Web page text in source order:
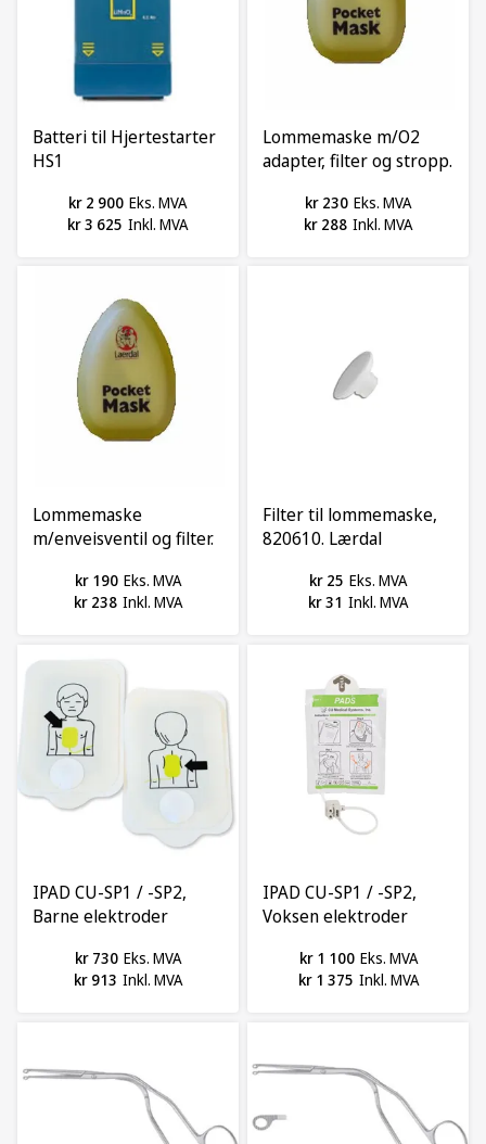
Batteri til Hjertestarter
HS1
kr 2 900 Eks. MVA
kr 3 625 Inkl. MVA
Lommemaske m/O2
adapter, filter og stropp.
kr 230 Eks. MVA
kr 288 Inkl. MVA
Lommemaske
m/enveisventil og filter.
kr 190 Eks. MVA
kr 238 Inkl. MVA
Filter til lommemaske,
820610. Lærdal
kr 25 Eks. MVA
kr 31 Inkl. MVA
IPAD CU-SP1 / -SP2,
Barne elektroder
kr 730 Eks. MVA
kr 913 Inkl. MVA
IPAD CU-SP1 / -SP2,
Voksen elektroder
kr 1 100 Eks. MVA
kr 1 375 Inkl. MVA